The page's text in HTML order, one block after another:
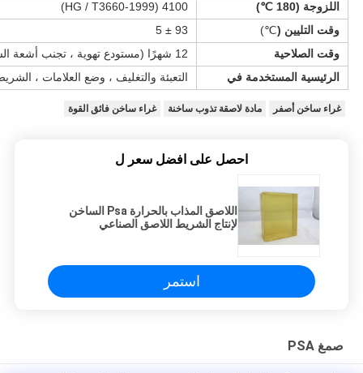
اللزوجة (180 ℃)
4100 (HG / T3660-1999)
وقت التليين (℃)
93 ± 5
وقت الصلاحية
12 شهرًا (مستودع تهوية ، تجنب أشعة الشمس ، ودرجة الحرارة في 40 درجة مئوية)
الرئيسية المستخدمة في
التعبئة والتغليف ، وضع العلامات ،
غراء ساخن أصفر مادة لاصقة تذوب ساخنة غراء ساخن فائق القوة
احصل على افضل سعر ل
اللاصق المذاب بالحرارة Psa الساخن
لإنتاج الشريط اللاصق الصناعي
استمر
صمغ PSA